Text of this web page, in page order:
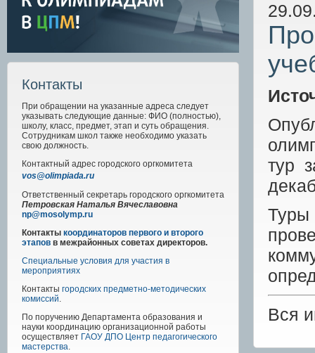
Контакты
При обращении на указанные адреса следует
указывать следующие данные: ФИО (полностью),
школу, класс, предмет, этап и суть обращения.
Сотрудникам школ также необходимо указать
свою должность.
Контактный адрес городского оргкомитета
vos@olimpiada.ru
Ответственный секретарь городского оргкомитета
Петровская Наталья Вячеславовна
np@mosolymp.ru
Контакты координаторов первого и второго
этапов в межрайонных советах директоров.
Специальные условия для участия в
мероприятиях
Контакты городских предметно-методических
комиссий.
По поручению Департамента образования и
науки координацию организационной работы
осуществляет ГАОУ ДПО Центр педагогического
мастерства.
тур
Туры
Вся